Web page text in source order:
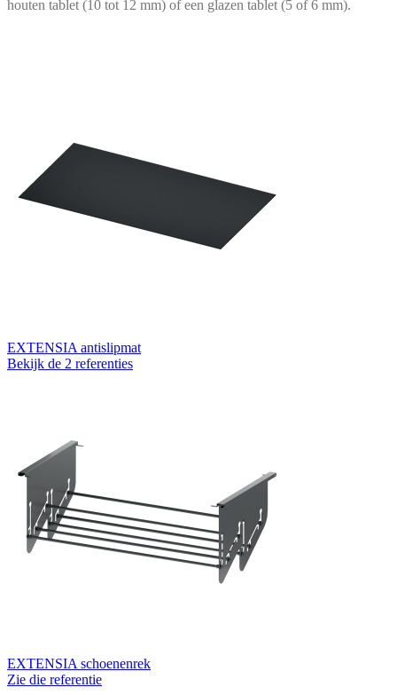
houten tablet (10 tot 12 mm) of een glazen tablet (5 of 6 mm).
EXTENSIA antislipmat
Bekijk de 2 referenties
EXTENSIA schoenenrek
Zie die referentie